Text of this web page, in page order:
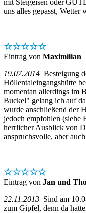
uns alles gepasst,
☆☆☆☆☆
Eintrag von Maximilian
19.07.2014 Besteigung
Höllentaleingangshütte
momentan allerdings im
Buckel" gelang ich auf
wurde anschließend der
jedoch empfohlen (siehe
herrlicher Ausblick von
anspruchsvolle, aber
☆☆☆☆☆
Eintrag von Jan und
22.11.2013 Sind am
zum Gipfel, denn da